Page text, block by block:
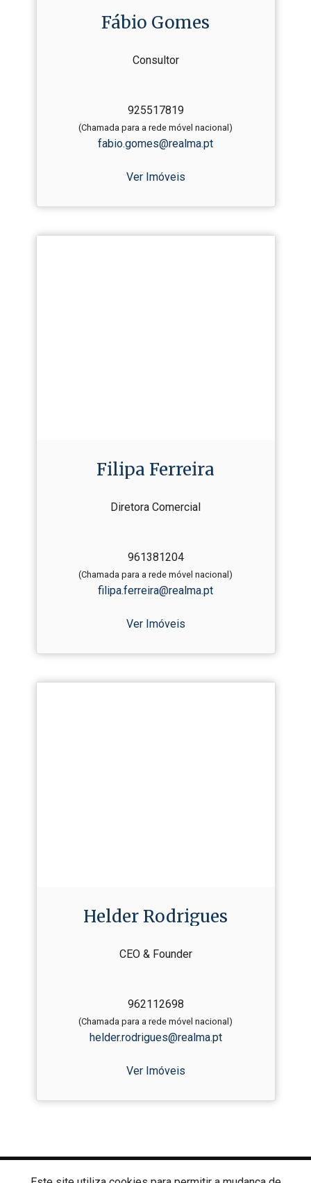
Fábio Gomes
Consultor
925517819
(Chamada para a rede móvel nacional)
fabio.gomes@realma.pt
Ver Imóveis
Filipa Ferreira
Diretora Comercial
961381204
(Chamada para a rede móvel nacional)
filipa.ferreira@realma.pt
Ver Imóveis
Helder Rodrigues
CEO & Founder
962112698
(Chamada para a rede móvel nacional)
helder.rodrigues@realma.pt
Ver Imóveis
REALMA